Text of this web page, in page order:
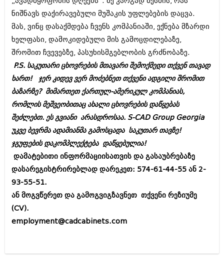
სექტემბერი 2012 (264)
აგვისტო 2012 (268)
ივლისი 2012 (322)
ივნისი 2012 (282)
მაისი 2012 (240)
აპრილი 2012 (294)
მარტი 2012 (259)
თებერვალი 2012 (376)
იანვარი 2012 (322)
ნოემბერი 2011 (471)
ოქტომბერი 2011 (754)
სექტემბერი 2011 (407)
ივლისი 2011 (400)
ივნისი 2011 (438)
მაისი 2011 (415)
აპრილი 2011 (294)
მარტი 2011 (654)
თებერვალი 2011 (329)
იანვარი 2011 (647)
ნოემბერი 2010 (422)
აგვისტო 2010 (461)
ნიშნავს დაქირავებული მუშაკის უფლებების დაცვა.
მას, ვინც დასაქმდება ჩვენს კომპანიაში, ექნება მზარდი
ხელფასი, დამოკიდებული მის გამოცდილებაზე,
შრომით ჩვევებზე, პასუხისმგებლობის გრძნობაზე.
P.S. საკუთარი ცხოვრების მთავარი შემოქმედი თქვენ თავად
ხართ! ჯერ კიდევ ვერ მოძებნეთ თქვენი ადგილი შრომით
ბაზარზე? მიმართეთ ქართულ-ამერიკულ კომპანიას,
რომლის მეშვეობითაც ახალი ცხოვრების დაწყებას
შეძლებთ. ეს გვიანი არასდროსაა. S-CAD Group Georgia
უკვე ბევრმა ადამიანმა გამოსცადა საკუთარ თავზე!
ჯგუფების დაკომპლექტება დაწყებულია!
დამატებითი ინფორმაციისათვის და გასაუბრებაზე
დასარეგისტრირებლად დარეკეთ: 574-61-44-55 ან 2-
93-55-51.
ან მოგვწერეთ და გამოგვიგზავნეთ თქვენი რეზიუმე
(CV).
employment@cadcabinets.com